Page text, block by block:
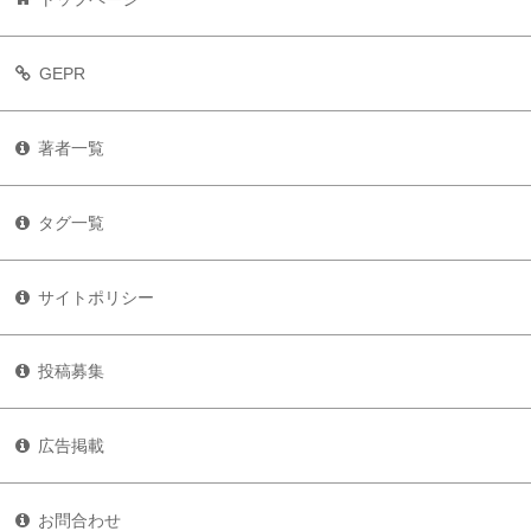
GEPR
著者一覧
タグ一覧
サイトポリシー
投稿募集
広告掲載
お問合わせ